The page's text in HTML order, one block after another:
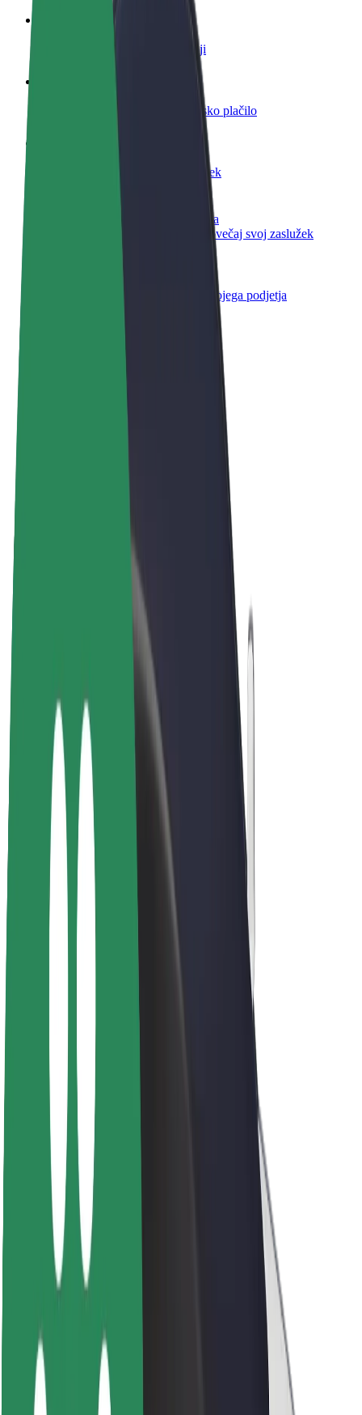
Zasluži denar pod svojimi pogoji
Dostavljaj hrano in prejmi tedensko plačilo
Dosezi več strank in zvišaj zaslužek
Prijavi se kot lastnik voznega parka
Dodaj svoj vozni park v Bolt in povečaj svoj zaslužek
Boltovi izdelki in storitve za rast tvojega podjetja
E-kolesa
Bolt Plus
Zasluži z Bolt
Vozniki
Zaslužki za voznike
Dostavljavci
Ponudniki Bolt Food
Trajnost pri Boltu
Blog
Novinarsko središče
Smernice blagovne znamke
Poslanstvo
Odnosi z vlagatelji
Vodstvo
Mediji
Urban Fund
Varnost